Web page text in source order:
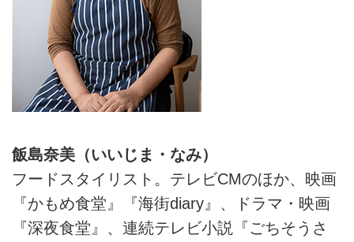
飯島奈美（いいじま・なみ）
フードスタイリスト。テレビCMのほか、映画
『かもめ食堂』『海街diary』、ドラマ・映画
『深夜食堂』、連続テレビ小説『ごちそうさ